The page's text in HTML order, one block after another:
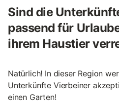
Sind die
passend für
ihrem Haustier
Natürlich! In dieser Region
Unterkünfte Vierbeiner
einen Garten!